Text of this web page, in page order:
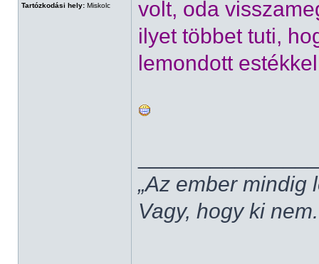
Tartózkodási hely: Miskolc
volt, oda
ilyet többet tuti,
lemondott
„Az ember mindig
Vagy, hogy ki